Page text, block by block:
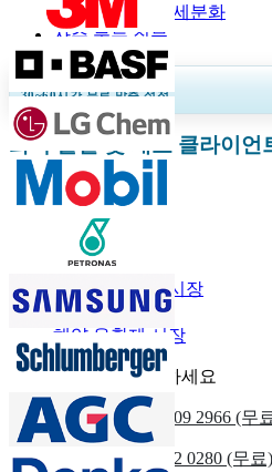
보고서 범위 및 세분화
자주 묻는 질문
30~60시간무료 맞춤 설정
지역 및 국가 범위 확장, 세그먼트 분석,
화학 물질 및 재료 클라이언
관련된 보고서
자동차 윤활유 시장
윤활유 시장
해양 윤활제 시장
우리에게 연락하세요
우리를 +1 833 909 2966 (무
+44 808 502 0280 (무료)